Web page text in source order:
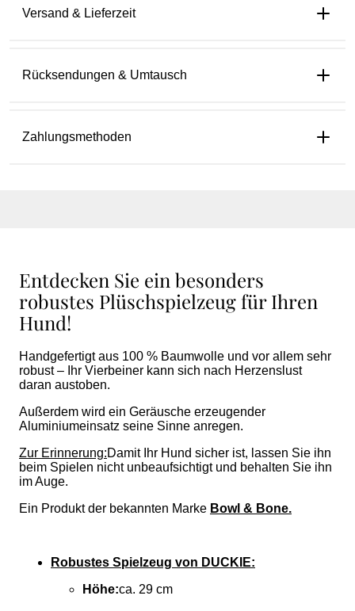
Versand & Lieferzeit
Rücksendungen & Umtausch
Zahlungsmethoden
Entdecken Sie ein besonders
robustes Plüschspielzeug für Ihren
Hund!
Handgefertigt aus 100 % Baumwolle und vor allem sehr
robust – Ihr Vierbeiner kann sich nach Herzenslust
daran austoben.
Außerdem wird ein Geräusche erzeugender
Aluminiumeinsatz seine Sinne anregen.
Zur Erinnerung:Damit Ihr Hund sicher ist, lassen Sie ihn
beim Spielen nicht unbeaufsichtigt und behalten Sie ihn
im Auge.
Ein Produkt der bekannten Marke Bowl & Bone.
Robustes Spielzeug von DUCKIE:
Höhe:ca. 29 cm